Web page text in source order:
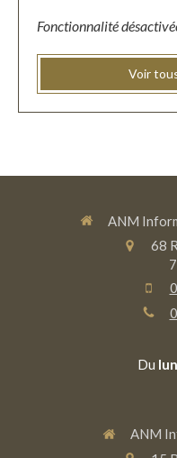
Fonctionnalité
Voir
ANM
68
Du
ANM